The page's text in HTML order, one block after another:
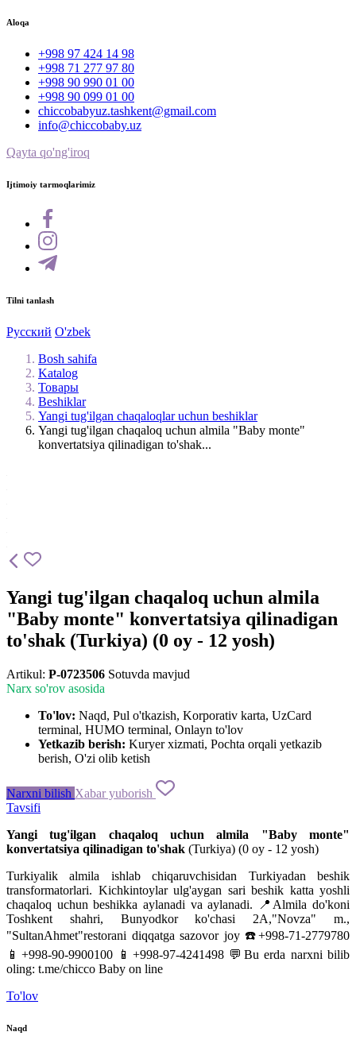
Aloqa
+998 97 424 14 98
+998 71 277 97 80
+998 90 990 01 00
+998 90 099 01 00
chiccobabyuz.tashkent@gmail.com
info@chiccobaby.uz
Qayta qo'ng'iroq
Ijtimoiy tarmoqlarimiz
Tilni tanlash
Русский O'zbek
Bosh sahifa
Katalog
Товары
Beshiklar
Yangi tug'ilgan chaqaloqlar uchun beshiklar
Yangi tug'ilgan chaqaloq uchun almila "Baby monte"
konvertatsiya qilinadigan to'shak...
Yangi tug'ilgan chaqaloq uchun almila
"Baby monte" konvertatsiya qilinadigan
to'shak (Turkiya) (0 oy - 12 yosh)
Artikul: P-0723506 Sotuvda mavjud
Narx so'rov asosida
To'lov: Naqd, Pul o'tkazish, Korporativ karta, UzCard
terminal, HUMO terminal, Onlayn to'lov
Yetkazib berish: Kuryer xizmati, Pochta orqali yetkazib
berish, O'zi olib ketish
Narxni bilish Xabar yuborish
Tavsifi
Yangi tug'ilgan chaqaloq uchun almila "Baby monte"
konvertatsiya qilinadigan to'shak (Turkiya) (0 oy - 12 yosh)
Turkiyalikalmila ishlabchiqaruvchisidan Turkiyadan
beshik
transformatorlari. Kichkintoylar ulg'aygan sari beshik katta yoshli
chaqaloq uchun beshikka aylanadi va aylanadi. 📍 Almila do'koni
Toshkent shahri, Bunyodkorko'chasi 2A,"Novza" m.,
"SultanAhmet"restorani diqqatga sazovor joy☎️+998-71-2779780
📱+998-90-9900100
📱+998-97-4241498 💬 Bu erda narxni bilib
oling: t.me/chicco Baby on line
To'lov
Naqd